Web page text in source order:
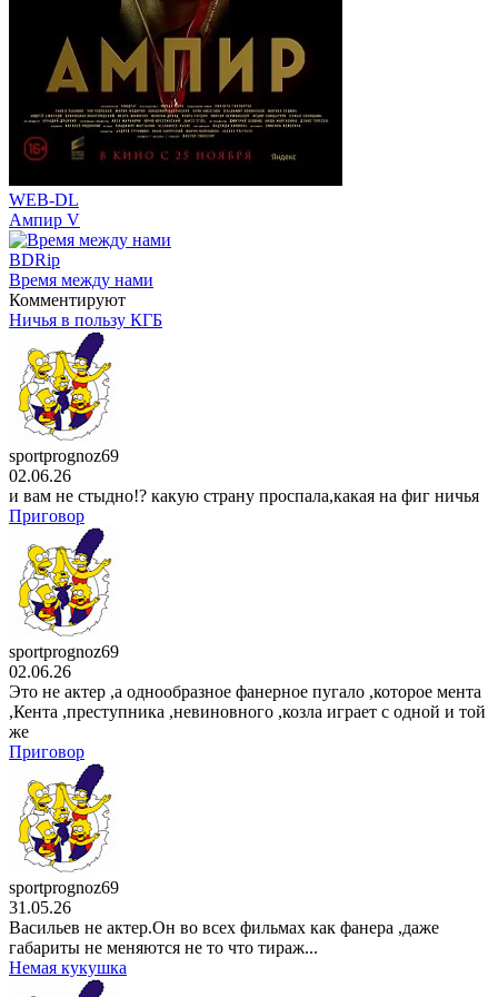
WEB-DL
Ампир V
BDRip
Время между нами
Комментируют
Ничья в пользу КГБ
sportprognoz69
02.06.26
и вам не стыдно!? какую страну проспала,какая на фиг ничья
Приговор
sportprognoz69
02.06.26
Это не актер ,а однообразное фанерное пугало ,которое мента
,Кента ,преступника ,невиновного ,козла играет с одной и той
же
Приговор
sportprognoz69
31.05.26
Васильев не актер.Он во всех фильмах как фанера ,даже
габариты не меняются не то что тираж...
Немая кукушка